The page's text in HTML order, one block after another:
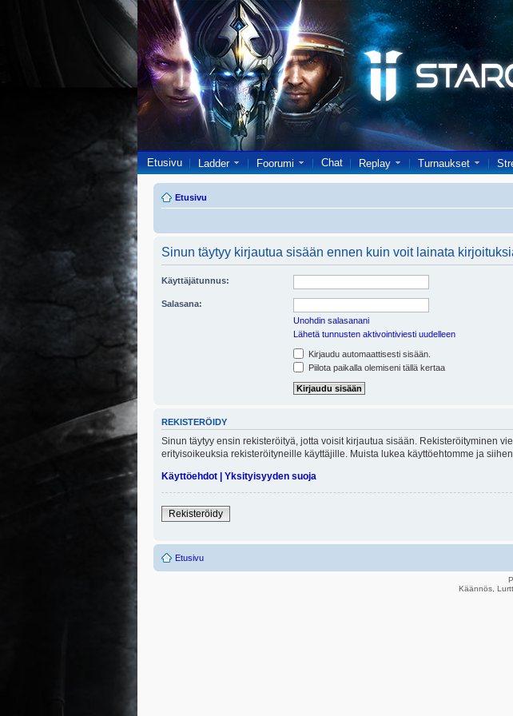
Etusivu Ladder Foorumi Chat Replay Turnaukset
Etusivu
Sinun täytyy kirjautua sisään ennen kuin voit lainata
Käyttäjätunnus:
Salasana:
Unohdin salasanani
Lähetä tunnusten aktivointiviesti uudelleen
Kirjaudu automaattisesti sisään.
Piilota paikalla olemiseni tällä kertaa
REKISTERÖIDY
Sinun täytyy ensin rekisteröityä, jotta voisit kirjautua sisään. Rekisteröityminen
erityisoikeuksia rekisteröityneille käyttäjille. Muista lukea käyttöehtomme ja
Käyttöehdot | Yksityisyyden suoja
Rekisteröidy
Etusivu
Käännös,